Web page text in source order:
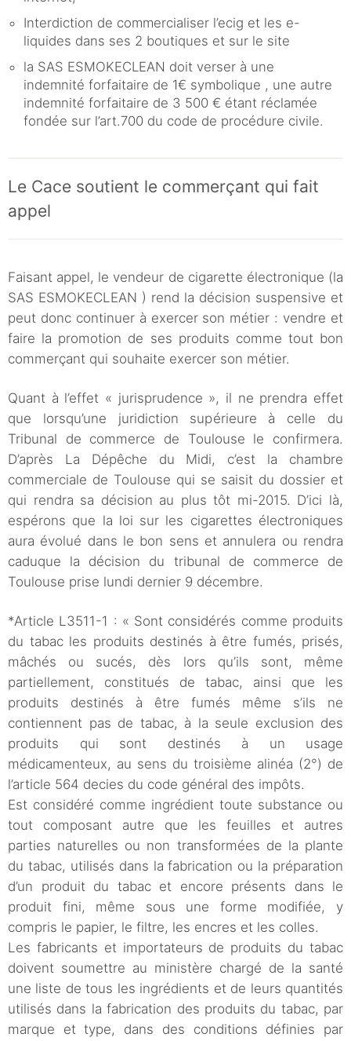
Interdiction de commercialiser l’ecig et les e-
liquides dans ses 2 boutiques et sur le site
la SAS ESMOKECLEAN doit verser à une
indemnité forfaitaire de 1€ symbolique , une autre
indemnité forfaitaire de 3 500 € étant réclamée
fondée sur l’art.700 du code de procédure civile.
Le Cace soutient le commerçant qui fait
appel
Faisant appel, le vendeur de cigarette électronique (la
SAS ESMOKECLEAN ) rend la décision suspensive et
peut donc continuer à exercer son métier : vendre et
faire la promotion de ses produits comme tout bon
commerçant qui souhaite exercer son métier.
Quant à l’effet « jurisprudence », il ne prendra effet
que lorsqu’une juridiction supérieure à celle du
Tribunal de commerce de Toulouse le confirmera.
D’après La Dépêche du Midi, c’est la chambre
commerciale de Toulouse qui se saisit du dossier et
qui rendra sa décision au plus tôt mi-2015. D’ici là,
espérons que la loi sur les cigarettes électroniques
aura évolué dans le bon sens et annulera ou rendra
caduque la décision du tribunal de commerce de
Toulouse prise lundi dernier 9 décembre.
*Article L3511-1 : « Sont considérés comme produits
du tabac les produits destinés à être fumés, prisés,
mâchés ou sucés, dès lors qu’ils sont, même
partiellement, constitués de tabac, ainsi que les
produits destinés à être fumés même s’ils ne
contiennent pas de tabac, à la seule exclusion des
produits qui sont destinés à un usage
médicamenteux, au sens du troisième alinéa (2°) de
l’article 564 decies du code général des impôts.
Est considéré comme ingrédient toute substance ou
tout composant autre que les feuilles et autres
parties naturelles ou non transformées de la plante
du tabac, utilisés dans la fabrication ou la préparation
d’un produit du tabac et encore présents dans le
produit fini, même sous une forme modifiée, y
compris le papier, le filtre, les encres et les colles.
Les fabricants et importateurs de produits du tabac
doivent soumettre au ministère chargé de la santé
une liste de tous les ingrédients et de leurs quantités
utilisés dans la fabrication des produits du tabac, par
marque et type, dans des conditions définies par